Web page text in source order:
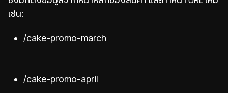
เช่น:
/cake-promo-march
/cake-promo-april